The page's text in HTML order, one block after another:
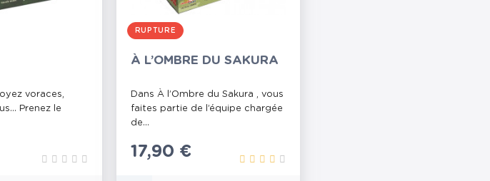
voraces,
Prenez le
RUPTURE
À L’OMBRE DU SAKURA
Dans À l’Ombre du Sakura , vous
faites partie de l’équipe chargée
de...
Prix
17,90 €